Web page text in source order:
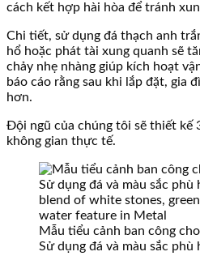
cách kết hợp hài hòa để tránh
Chi tiết, sử dụng đá thạch anh
hổ hoặc phát tài xung quanh sẽ
chảy nhẹ nhàng giúp kích hoạt
báo cáo rằng sau khi lắp đặt, gia
hơn.
Đội ngũ của chúng tôi sẽ thiết kế
không gian thực tế.
Mẫu tiểu cảnh ban công
Sử dụng đá và màu sắc